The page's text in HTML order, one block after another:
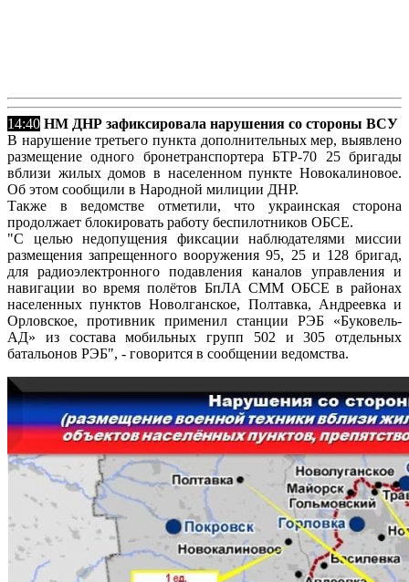
14:40 НМ ДНР зафиксировала нарушения со стороны ВСУ
В нарушение третьего пункта дополнительных мер, выявлено
размещение одного бронетранспортера БТР-70 25 бригады
вблизи жилых домов в населенном пункте Новокалиновое.
Об этом сообщили в Народной милиции ДНР.
Также в ведомстве отметили, что украинская сторона
продолжает блокировать работу беспилотников ОБСЕ.
"С целью недопущения фиксации наблюдателями миссии
размещения запрещенного вооружения 95, 25 и 128 бригад,
для радиоэлектронного подавления каналов управления и
навигации во время полётов БпЛА СММ ОБСЕ в районах
населенных пунктов Новолганское, Полтавка, Андреевка и
Орловское, противник применил станции РЭБ «Буковель-
АД» из состава мобильных групп 502 и 305 отдельных
батальонов РЭБ", - говорится в сообщении ведомства.